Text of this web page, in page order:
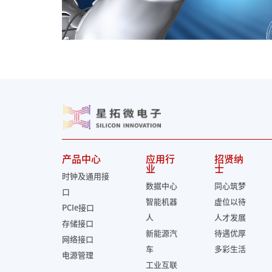
产品中心
时钟及通用接
口
PCIe接口
存储接口
网络接口
电源管理
应用行
业
数据中心
智能机器
人
新能源汽
车
工业互联
招贤纳
士
同心筑梦
虚位以待
人才发展
待遇优厚
多彩生活